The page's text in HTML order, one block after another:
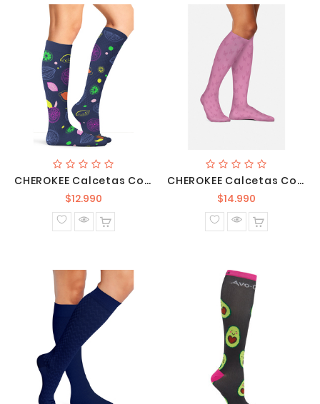
CHEROKEE Calcetas Compresivas 10-15 Mm Hg PRINTSUPPORT TUFRU
$12.990
normal
CHEROKEE Calcetas Compresivas 8-15 Mm Hg FASHIONSUPPORT BRFY
$14.990
normal